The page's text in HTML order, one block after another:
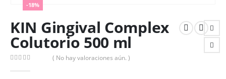
-18%
KIN Gingival Complex
Colutorio 500 ml
( No hay valoraciones aún. )